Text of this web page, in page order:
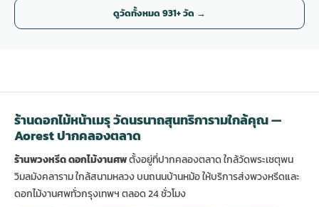
ดูวัดทั้งหมด 931+ วัด →
ร้านดอกไม้หน้าเมรุ วัดนรนาถสุนทริการามใกล้คุณ —
Aorest ปากคลองตลาด
ร้านพวงหรีด ดอกไม้งานศพตั้งอยู่ที่ปากคลองตลาด ใกล้วัดพระเชตุพน
วิมลมังคลาราม ใกล้สนามหลวง บนถนนบ้านหม้อ ให้บริการส่งพวงหรีดและ
ดอกไม้งานศพทั่วกรุงเทพฯ ตลอด 24 ชั่วโมง